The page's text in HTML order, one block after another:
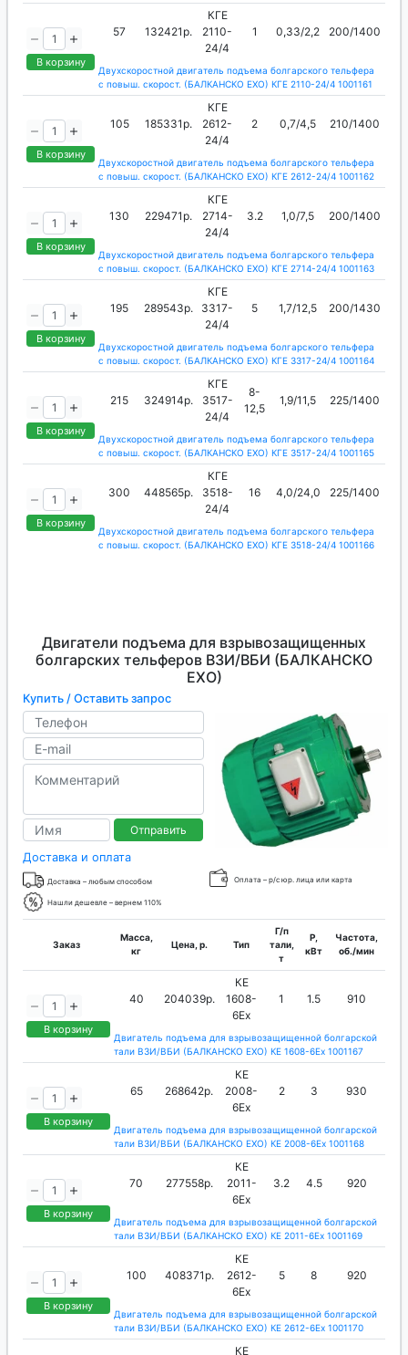
В корзину
57 132421р.
КГЕ
2110-
24/4
1 0,33/2,2 200/1400
Двухскоростной двигатель подъема болгарского тельфера
с повыш. скорост. (БАЛКАНСКО ЕХО) КГЕ 2110-24/4 1001161
В корзину
105 185331р.
КГЕ
2612-
24/4
2 0,7/4,5 210/1400
Двухскоростной двигатель подъема болгарского тельфера
с повыш. скорост. (БАЛКАНСКО ЕХО) КГЕ 2612-24/4 1001162
В корзину
130 229471р.
КГЕ
2714-
24/4
3.2 1,0/7,5 200/1400
Двухскоростной двигатель подъема болгарского тельфера
с повыш. скорост. (БАЛКАНСКО ЕХО) КГЕ 2714-24/4 1001163
В корзину
195 289543р.
КГЕ
3317-
24/4
5 1,7/12,5 200/1430
Двухскоростной двигатель подъема болгарского тельфера
с повыш. скорост. (БАЛКАНСКО ЕХО) КГЕ 3317-24/4 1001164
В корзину
215 324914р.
КГЕ
3517-
24/4
8-
12,5
1,9/11,5 225/1400
Двухскоростной двигатель подъема болгарского тельфера
с повыш. скорост. (БАЛКАНСКО ЕХО) КГЕ 3517-24/4 1001165
В корзину
300 448565р.
КГЕ
3518-
24/4
16 4,0/24,0 225/1400
Двухскоростной двигатель подъема болгарского тельфера
с повыш. скорост. (БАЛКАНСКО ЕХО) КГЕ 3518-24/4 1001166
Двигатели подъема для взрывозащищенных
болгарских тельферов ВЗИ/ВБИ (БАЛКАНСКО
ЕХО)
Купить / Оставить запрос
Отправить
Доставка и оплата
Доставка – любым способом Оплата – р/с юр. лица или карта
Нашли дешевле – вернем 110%
Заказ
Масса,
кг
Цена, р. Тип
Г/п
тали,
т
P,
кВт
Частота,
об./мин
В корзину
40 204039р.
КЕ
1608-
6Ех
1 1.5 910
Двигатель подъема для взрывозащищенной болгарской
тали ВЗИ/ВБИ (БАЛКАНСКО ЕХО) КЕ 1608-6Ех 1001167
В корзину
65 268642р.
КЕ
2008-
6Ех
2 3 930
Двигатель подъема для взрывозащищенной болгарской
тали ВЗИ/ВБИ (БАЛКАНСКО ЕХО) КЕ 2008-6Ех 1001168
В корзину
70 277558р.
КЕ
2011-
6Ех
3.2 4.5 920
Двигатель подъема для взрывозащищенной болгарской
тали ВЗИ/ВБИ (БАЛКАНСКО ЕХО) КЕ 2011-6Ех 1001169
В корзину
100 408371р.
КЕ
2612-
6Ех
5 8 920
Двигатель подъема для взрывозащищенной болгарской
тали ВЗИ/ВБИ (БАЛКАНСКО ЕХО) КЕ 2612-6Ех 1001170
КЕ